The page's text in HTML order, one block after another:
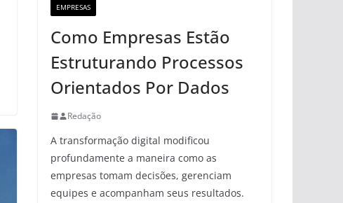
EMPRESAS
Como Empresas Estão
Estruturando Processos
Orientados Por Dados
Redação
A transformação digital modificou
profundamente a maneira como as
empresas tomam decisões, gerenciam
equipes e acompanham seus resultados.